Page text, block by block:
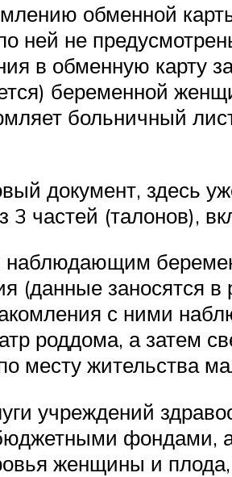
обменной
ней не
в обменную карту
беременной
больничный
документ, здесь
3 частей (талонов),
(данные заносятся
с ними
роддома, а затем
месту жительства
учреждений
фондами,
женщины и